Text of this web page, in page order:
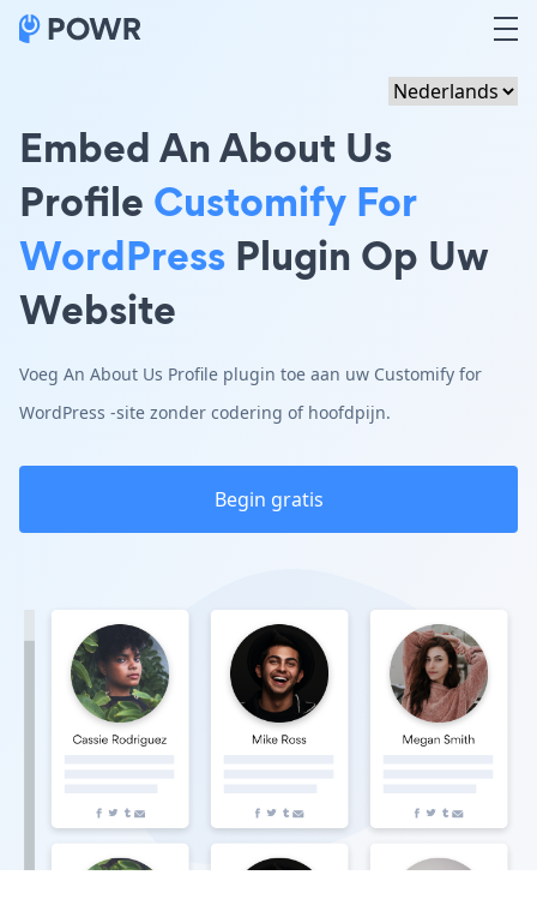
Embed An About Us
Profile Customify For
WordPress Plugin Op Uw
Website
Voeg An About Us Profile plugin toe aan uw Customify for
WordPress -site zonder codering of hoofdpijn.
Begin gratis